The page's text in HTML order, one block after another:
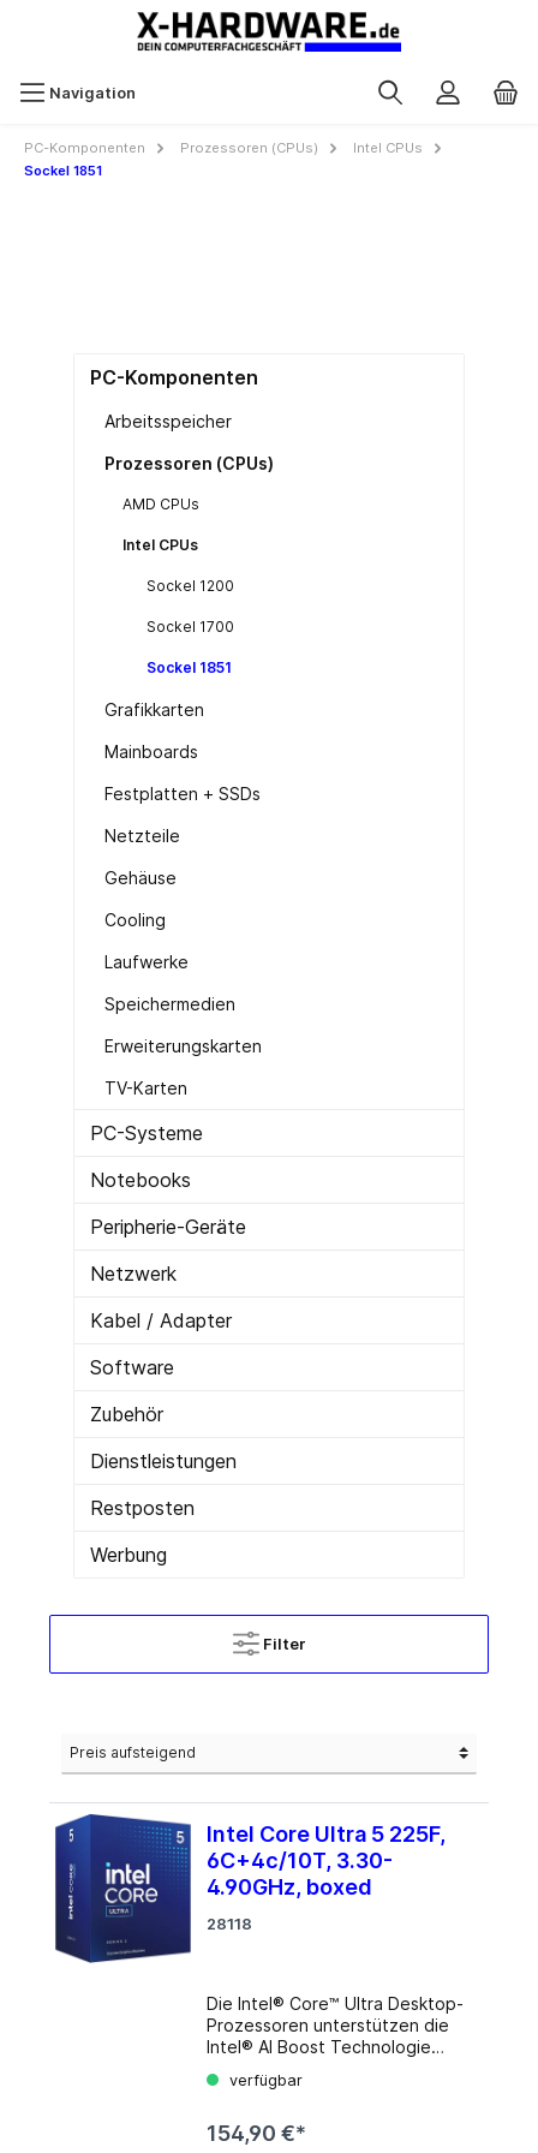
Navigation
PC-Komponenten Prozessoren (CPUs)
Intel CPUs
Sockel 1851
PC-Komponenten
Arbeitsspeicher
Prozessoren (CPUs)
AMD CPUs
Intel CPUs
Sockel 1200
Sockel 1700
Sockel 1851
Grafikkarten
Mainboards
Festplatten + SSDs
Netzteile
Gehäuse
Cooling
Laufwerke
Speichermedien
Erweiterungskarten
TV-Karten
PC-Systeme
Notebooks
Peripherie-Geräte
Netzwerk
Kabel / Adapter
Software
Zubehör
Dienstleistungen
Restposten
Werbung
Filter
Intel Core Ultra 5 225F,
6C+4c/10T, 3.30-
4.90GHz, boxed
28118
Die Intel® Core™ Ultra Desktop-
Prozessoren unterstützen die
Intel® AI Boost Technologie
verschiedenen CPU-Kernen für
Anwendungsszenarien. Die
verfügbar
154,90 €*